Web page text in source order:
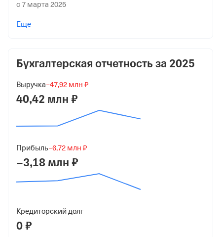
с 7 марта 2025
Полоцкий Владимир Витальевич
Форма
Дата регистрации
Краткое название
Юридический адрес
143116, Московская обл, г Руза, деревня Овсяники, д
ИНН
5075041780
Еще
Бухгалтерская отчетность за 2025
Выручка−47,92 млн ₽
40,42 млн ₽
Прибыль−6,72 млн ₽
−3,18 млн ₽
Кредиторский долг
0 ₽